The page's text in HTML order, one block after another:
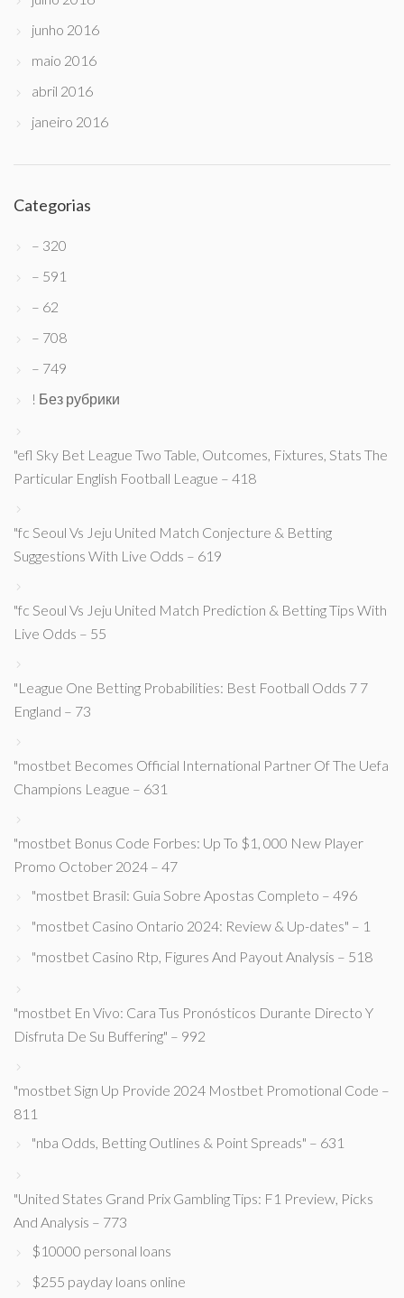
junho 2016
maio 2016
abril 2016
janeiro 2016
Categorias
– 320
– 591
– 62
– 708
– 749
! Без рубрики
"efl Sky Bet League Two Table, Outcomes, Fixtures, Stats The
Particular English Football League – 418
"fc Seoul Vs Jeju United Match Conjecture & Betting
Suggestions With Live Odds – 619
"fc Seoul Vs Jeju United Match Prediction & Betting Tips With
Live Odds – 55
"League One Betting Probabilities: Best Football Odds 7 7
England – 73
"mostbet Becomes Official International Partner Of The Uefa
Champions League – 631
"mostbet Bonus Code Forbes: Up To $1, 000 New Player
Promo October 2024 – 47
"mostbet Brasil: Guia Sobre Apostas Completo – 496
"mostbet Casino Ontario 2024: Review & Up-dates" – 1
"mostbet Casino Rtp, Figures And Payout Analysis – 518
"mostbet En Vivo: Cara Tus Pronósticos Durante Directo Y
Disfruta De Su Buffering" – 992
"mostbet Sign Up Provide 2024 Mostbet Promotional Code –
811
"nba Odds, Betting Outlines & Point Spreads" – 631
"United States Grand Prix Gambling Tips: F1 Preview, Picks
And Analysis – 773
$10000 personal loans
$255 payday loans online